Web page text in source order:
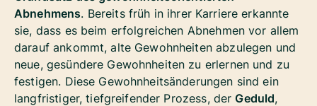
Abnehmens. Bereits früh in ihrer Karriere erkannte
sie, dass es beim erfolgreichen Abnehmen vor allem
darauf ankommt, alte Gewohnheiten abzulegen und
neue, gesündere Gewohnheiten zu erlernen und zu
festigen. Diese Gewohnheitsänderungen sind ein
langfristiger, tiefgreifender Prozess, derGeduld,